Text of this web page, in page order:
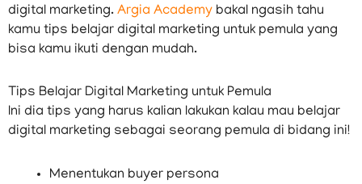
digital marketing. Argia Academy bakal ngasih tahu
kamu tips belajar digital marketing untuk pemula yang
bisa kamu ikuti dengan mudah.
Tips Belajar Digital Marketing untuk Pemula
Ini dia tips yang harus kalian lakukan kalau mau belajar
digital marketing sebagai seorang pemula di bidang ini!
Menentukan buyer persona